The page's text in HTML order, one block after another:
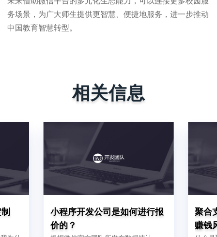
务场景，为广大师生提供更智慧、便捷地服务，进一步推动
中国教育智慧转型。
相关信息
小程序开发公司是如何进行报
价的？
聚合
赚钱